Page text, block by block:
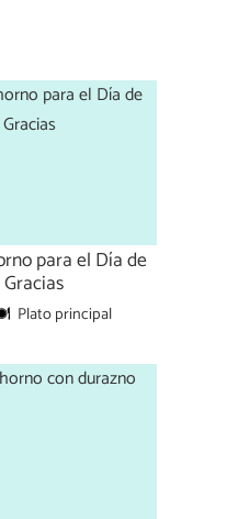
para el Día de
Plato principal